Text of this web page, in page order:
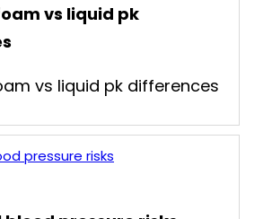
vs liquid pk
vs liquid pk differences
pressure risks